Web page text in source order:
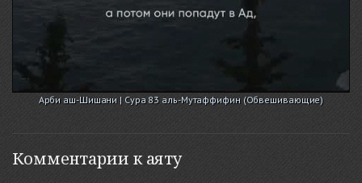
Арби аш-Шишани | Сура 83 аль-Мутаффифин (Обвешивающие)
Комментарии к аяту